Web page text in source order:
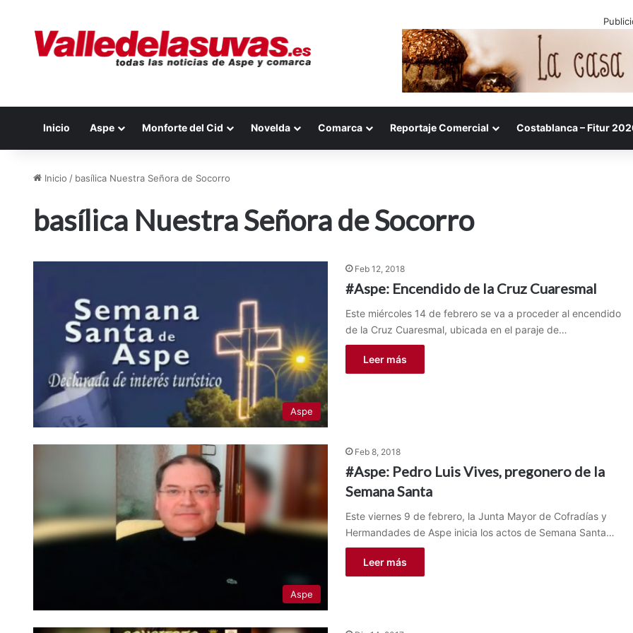
Inicio Aspe Monforte del Cid Novelda Comarca Reportaje Comercial Costablanca – Fitur
Inicio / basílica Nuestra Señora de Socorro
basílica Nuestra Señora de Socorro
Aspe
Feb 12, 2018
#Aspe: Encendido de la Cruz Cuaresmal
Este miércoles 14 de febrero se va a proceder al encendido
de la Cruz Cuaresmal, ubicada en el paraje de…
Leer más
Aspe
Feb 8, 2018
#Aspe: Pedro Luis Vives, pregonero de la
Semana Santa
Este viernes 9 de febrero, la Junta Mayor de Cofradías y
Hermandades de Aspe inicia los actos de Semana Santa…
Leer más